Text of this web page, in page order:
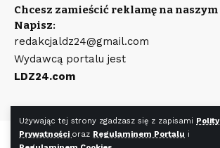
Używając tej strony zgadzasz się z zapisami
Prywatności oraz Regulaminem Portalu i
Chcesz zamieścić reklamę na
Napisz:
redakcjaldz24@gmail.com
Wydawcą portalu jest
LDZ24.com
©LDZ24.com Wszystkie prawa zastrzeżone.